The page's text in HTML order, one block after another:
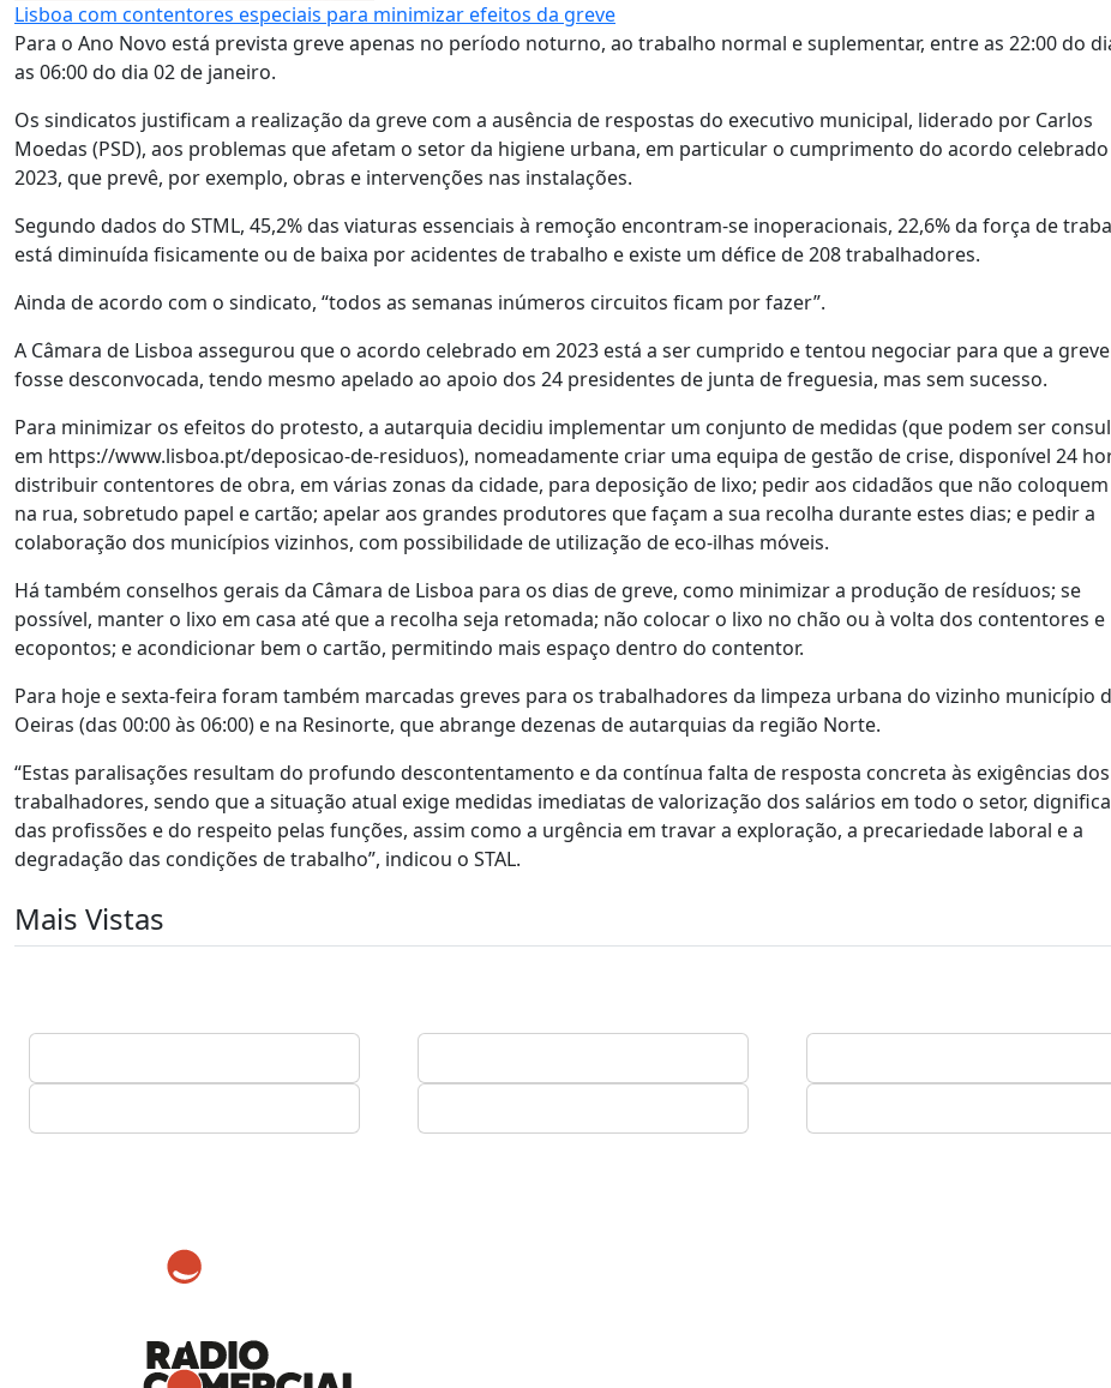
Lisboa com contentores especiais para minimizar efeitos da greve
Para o Ano Novo está prevista greve apenas no período noturno, ao trabalho normal e suplementar, entre as 22:00 do
as 06:00 do dia 02 de janeiro.
Os sindicatos justificam a realização da greve com a ausência de respostas do executivo municipal, liderado por Carlos
Moedas (PSD), aos problemas que afetam o setor da higiene urbana, em particular o cumprimento do acordo
2023, que prevê, por exemplo, obras e intervenções nas instalações.
Segundo dados do STML, 45,2% das viaturas essenciais à remoção encontram-se inoperacionais, 22,6% da força de
está diminuída fisicamente ou de baixa por acidentes de trabalho e existe um défice de 208 trabalhadores.
Ainda de acordo com o sindicato, “todos as semanas inúmeros circuitos ficam por fazer”.
A Câmara de Lisboa assegurou que o acordo celebrado em 2023 está a ser cumprido e tentou negociar para que a greve
fosse desconvocada, tendo mesmo apelado ao apoio dos 24 presidentes de junta de freguesia, mas sem sucesso.
Para minimizar os efeitos do protesto, a autarquia decidiu implementar um conjunto de medidas (que podem ser
em https://www.lisboa.pt/deposicao-de-residuos), nomeadamente criar uma equipa de gestão de crise, disponível 24
distribuir contentores de obra, em várias zonas da cidade, para deposição de lixo; pedir aos cidadãos que não
na rua, sobretudo papel e cartão; apelar aos grandes produtores que façam a sua recolha durante estes dias; e pedir a
colaboração dos municípios vizinhos, com possibilidade de utilização de eco-ilhas móveis.
Há também conselhos gerais da Câmara de Lisboa para os dias de greve, como minimizar a produção de resíduos; se
possível, manter o lixo em casa até que a recolha seja retomada; não colocar o lixo no chão ou à volta dos contentores e
ecopontos; e acondicionar bem o cartão, permitindo mais espaço dentro do contentor.
Para hoje e sexta-feira foram também marcadas greves para os trabalhadores da limpeza urbana do vizinho município
Oeiras (das 00:00 às 06:00) e na Resinorte, que abrange dezenas de autarquias da região Norte.
“Estas paralisações resultam do profundo descontentamento e da contínua falta de resposta concreta às exigências dos
trabalhadores, sendo que a situação atual exige medidas imediatas de valorização dos salários em todo o setor,
das profissões e do respeito pelas funções, assim como a urgência em travar a exploração, a precariedade laboral e a
degradação das condições de trabalho”, indicou o STAL.
Mais Vistas